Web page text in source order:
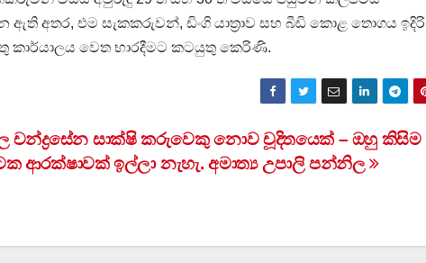
ඇති අතර, එම සැකකරුවන්, ඩිංගි යාත්‍රාව සහ බීඩි කොළ තොගය ඉදිරි
කාර්යාලය වෙත භාරදීමට කටයුතු කෙරිණි.
චන්ද්‍රසේන සාක්ෂි කරුවෙකු නොව චූදිතයෙක් – ඔහු කිසිම
ආරක්ෂාවක් ඉල්ලා නැහැ. අමාත්‍ය උපාලි පන්නිල